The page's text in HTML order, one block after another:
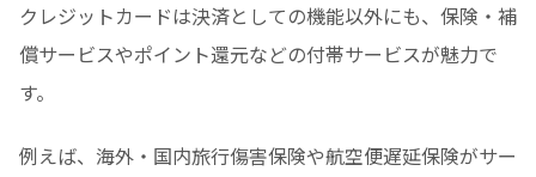
クレジットカードは決済としての機能以外にも、保険・補
償サービスやポイント還元などの付帯サービスが魅力で
す。
例えば、海外・国内旅行傷害保険や航空便遅延保険がサー